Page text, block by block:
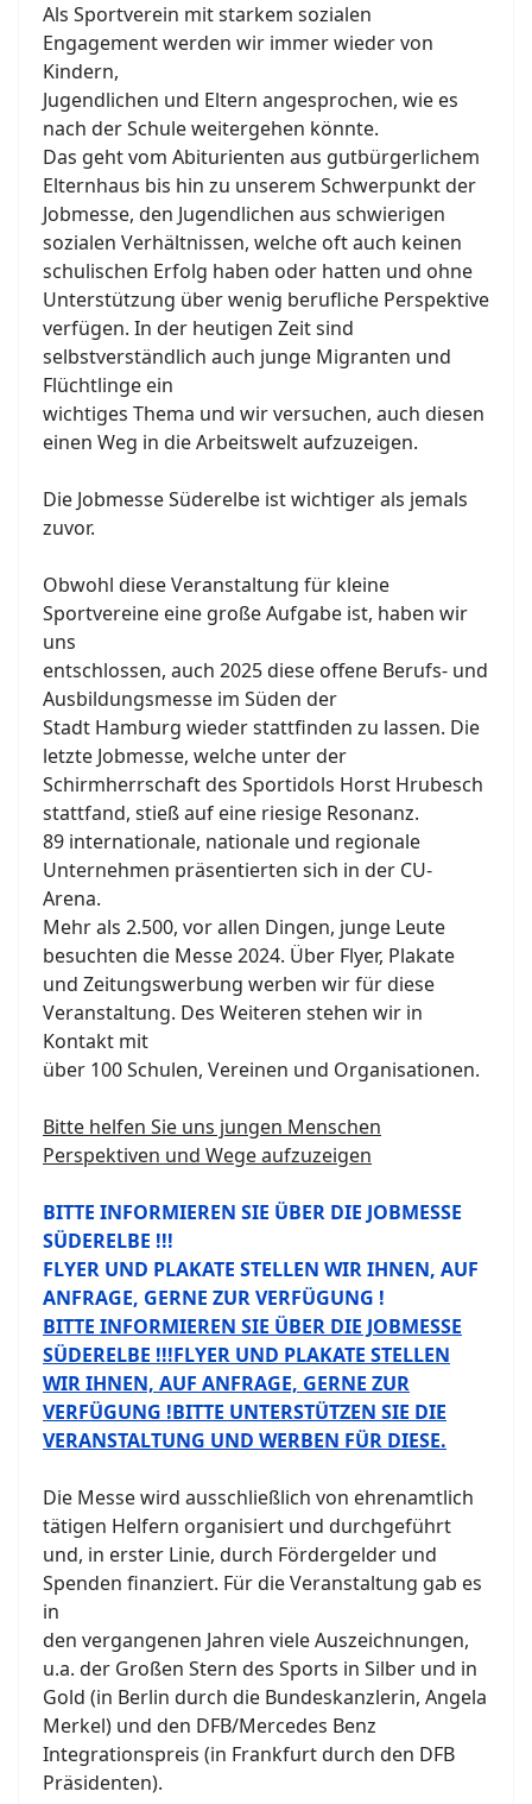
Als Sportverein mit starkem sozialen
Engagement werden wir immer wieder von
Kindern,
Jugendlichen und Eltern angesprochen, wie es
nach der Schule weitergehen könnte.
Das geht vom Abiturienten aus gutbürgerlichem
Elternhaus bis hin zu unserem Schwerpunkt der
Jobmesse, den Jugendlichen aus schwierigen
sozialen Verhältnissen, welche oft auch keinen
schulischen Erfolg haben oder hatten und ohne
Unterstützung über wenig berufliche Perspektive
verfügen. In der heutigen Zeit sind
selbstverständlich auch junge Migranten und
Flüchtlinge ein
wichtiges Thema und wir versuchen, auch diesen
einen Weg in die Arbeitswelt aufzuzeigen.
Die Jobmesse Süderelbe ist wichtiger als jemals
zuvor.
Obwohl diese Veranstaltung für kleine
Sportvereine eine große Aufgabe ist, haben wir
uns
entschlossen, auch 2025 diese offene Berufs- und
Ausbildungsmesse im Süden der
Stadt Hamburg wieder stattfinden zu lassen. Die
letzte Jobmesse, welche unter der
Schirmherrschaft des Sportidols Horst Hrubesch
stattfand, stieß auf eine riesige Resonanz.
89 internationale, nationale und regionale
Unternehmen präsentierten sich in der CU-
Arena.
Mehr als 2.500, vor allen Dingen, junge Leute
besuchten die Messe 2024. Über Flyer, Plakate
und Zeitungswerbung werben wir für diese
Veranstaltung. Des Weiteren stehen wir in
Kontakt mit
über 100 Schulen, Vereinen und Organisationen.
Bitte helfen Sie uns jungen Menschen
Perspektiven und Wege aufzuzeigen
BITTE INFORMIEREN SIE ÜBER DIE JOBMESSE
SÜDERELBE !!!
FLYER UND PLAKATE STELLEN WIR IHNEN, AUF
ANFRAGE, GERNE ZUR VERFÜGUNG !
BITTE INFORMIEREN SIE ÜBER DIE JOBMESSE
SÜDERELBE !!!FLYER UND PLAKATE STELLEN
WIR IHNEN, AUF ANFRAGE, GERNE ZUR
VERFÜGUNG !BITTE UNTERSTÜTZEN SIE DIE
VERANSTALTUNG UND WERBEN FÜR DIESE.
Die Messe wird ausschließlich von ehrenamtlich
tätigen Helfern organisiert und durchgeführt
und, in erster Linie, durch Fördergelder und
Spenden finanziert. Für die Veranstaltung gab es
in
den vergangenen Jahren viele Auszeichnungen,
u.a. der Großen Stern des Sports in Silber und in
Gold (in Berlin durch die Bundeskanzlerin, Angela
Merkel) und den DFB/Mercedes Benz
Integrationspreis (in Frankfurt durch den DFB
Präsidenten).